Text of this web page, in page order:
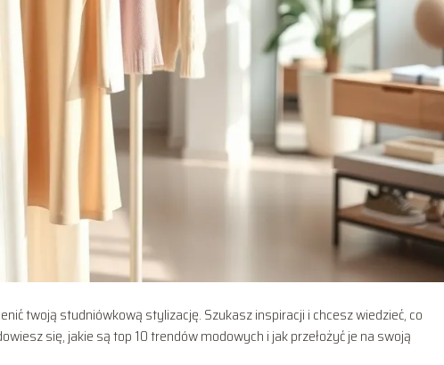
twoją studniówkową stylizację. Szukasz inspiracji i chcesz wiedzieć, co
się, jakie są top 10 trendów modowych i jak przełożyć je na swoją